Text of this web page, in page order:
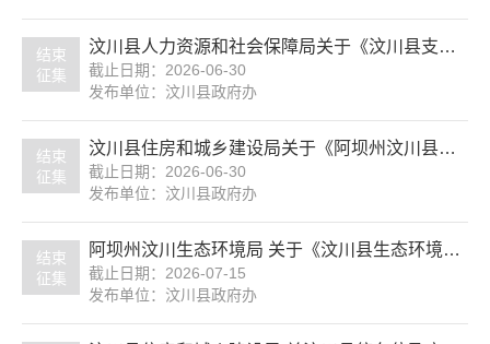
结束
征集
汶川县人力资源和社会保障局关于《汶川县支持青年创新创业若干措施（修订稿）》公开征求意见
截止日期：2026-06-30
发布单位：汶川县政府办
结束
征集
汶川县住房和城乡建设局关于《阿坝州汶川县威州镇萝卜寨村历史文化名村保护规划（2025-2035年）（征求意见稿）》公开征求意见
截止日期：2026-06-30
发布单位：汶川县政府办
结束
征集
阿坝州汶川生态环境局 关于《汶川县生态环境违法行为举报奖励办法（修订征求意见稿）》公开征求意见
截止日期：2026-07-15
发布单位：汶川县政府办